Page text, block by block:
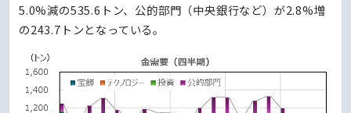
5.0%減の535.6トン、公的部門（中央銀行など）が2.8%増
の243.7トンとなっている。